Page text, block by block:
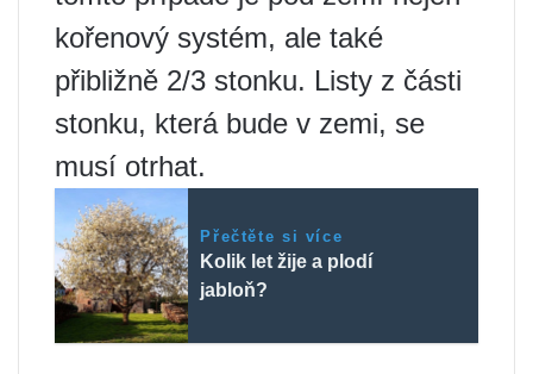
kořenový systém, ale také
přibližně 2/3 stonku. Listy z části
stonku, která bude v zemi, se
musí otrhat.
Přečtěte si více
Kolik let žije a plodí
jabloň?